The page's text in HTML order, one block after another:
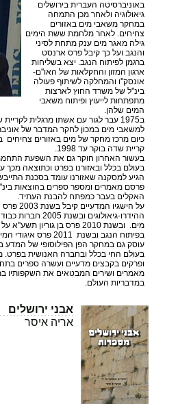
באוניברסיטה העברית בירושלים
גיאולוגיה ולאחר מכן התמחה
במחקר משאבי מים באזורים
צחיחים. לאחר מלחמת ששת הימים
גילה מאגר מים ענק מתחת לסיני
והנגב ועל כך קיבל פרס ארנסט
ברגמן לפיתוח הנגב. יצא בשליחות
ארגון המזון והחקלאות של האו''ם-
אונסק''ו והמחלקה לשיתוף פעולה
בינ''ל של משרד החוץ לארצות
מתפתחות לייעוץ ופיתוח משאבי
המים שלהן.
ב1975 עבר לגור עם אשתו מרגלית
למשאבי מים במכון לחקר המדבר של
כיום מרכז מחקר של מים באזורים צחיחים
קריית שדה בוקר עד 1998.
בעשור האחרון חוקר גם את השפעת
בעולם בכלל ובאזורנו בפרט וכתוצאה
הגיע למסקנה שאזורנו עומד בסכנת
פרסם מאמרים ומספר ספרים בהוצאות
האקלים בעבר כמפתח להבנת העתיד.
על
ההידרו-
מים. ובשנת 2010 פרס בן גוריון
בפיתוח הנגב ובשנת 2011 פרס איגודי המים על מפעל חיים.
עוסק גם במחקר הפן הפילוסופי של
בעולם החי בכלל ובחברה האנושית
ופרקים בקבצים מדעיים ועשרה ספרים
מאמרים ושירים המבטאים את השקפותיו
במדבריות העולם.
אבני ירושלים
אריה איסר